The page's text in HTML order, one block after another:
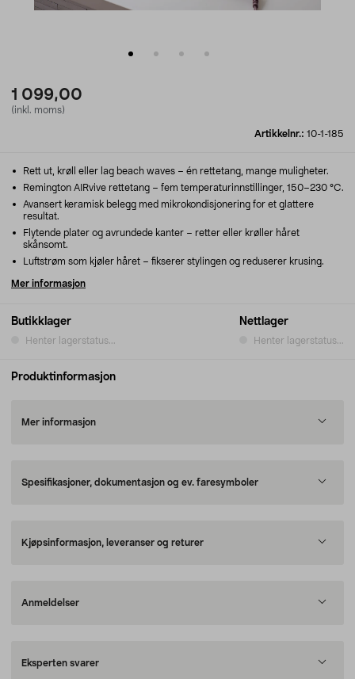
1 099,00
(inkl. moms)
Artikkelnr.: 10-1-185
Butikklager
Henter lagerstatus...
Nettlager
Henter lagerstatus...
Rett ut, krøll eller lag beach waves – én rettetang, mange muligheter.
Remington AIRvive rettetang – fem temperaturinnstillinger, 150–230 °C.
Avansert keramisk belegg med mikrokondisjonering for et glattere
resultat.
Flytende plater og avrundede kanter – retter eller krøller håret
skånsomt.
Luftstrøm som kjøler håret – fikserer stylingen og reduserer krusing.
Mer informasjon
Produktinformasjon
Mer informasjon
Spesifikasjoner, dokumentasjon og ev. faresymboler
Kjøpsinformasjon, leveranser og returer
Anmeldelser
Eksperten svarer